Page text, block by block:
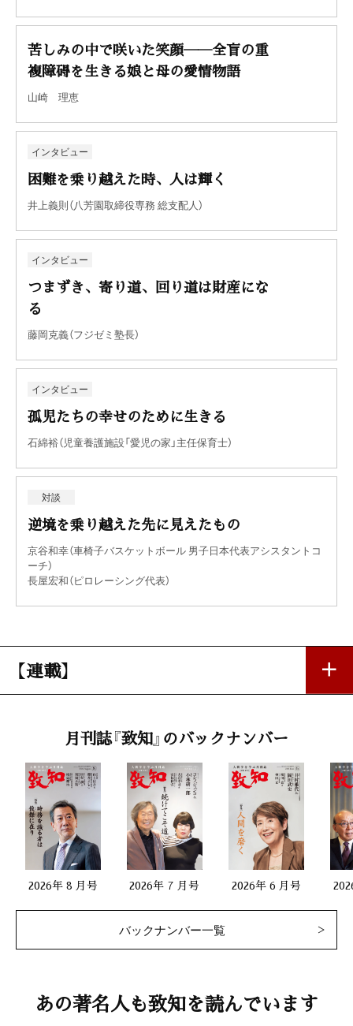
苦しみの中で咲いた笑顔――全盲の重
複障碍を生きる娘と母の愛情物語
山崎 理恵
インタビュー
困難を乗り越えた時、人は輝く
井上義則（八芳園取締役専務 総支配人）
インタビュー
つまずき、寄り道、回り道は財産にな
る
藤岡克義（フジゼミ塾長）
インタビュー
孤児たちの幸せのために生きる
石綿裕（児童養護施設「愛児の家」主任保育士）
対談
逆境を乗り越えた先に見えたもの
京谷和幸（車椅子バスケットボール 男子日本代表アシスタントコ
ーチ）
長屋宏和（ピロレーシング代表）
【連載】
私の座右銘
「正しく受け継ぎ、進化させて伝える」
山口喜三（松翁軒11代目当主）
第一線で活躍する女性
「性差医療の発展と悩める女性たちのために」片井みゆき（東京女
子医科大学准教授）
「勝つか負けるかではなく、勝つか死ぬか」
鳥羽博道（ドトールコーヒー名誉会長）
生涯現役
月刊誌『致知』のバックナンバー
2026年 8 月号 2026年 7 月号 2026年 6 月号
バックナンバー一覧
あの著名人も致知を読んでいます